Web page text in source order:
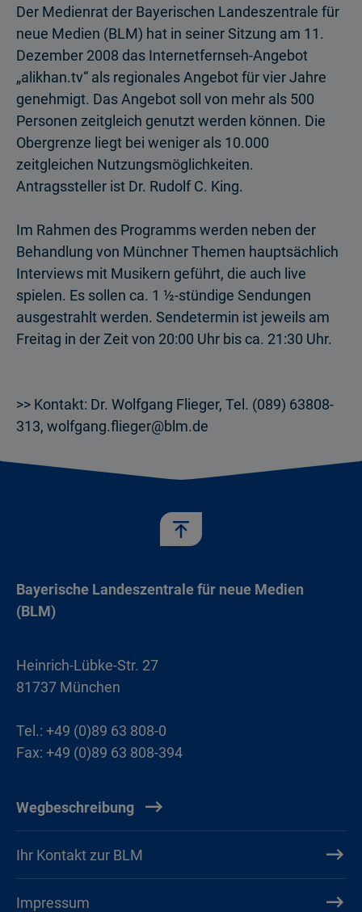
Der Medienrat der Bayerischen Landeszentrale für
neue Medien (BLM) hat in seiner Sitzung am 11.
Dezember 2008 das Internetfernseh-Angebot
„alikhan.tv“ als regionales Angebot für vier Jahre
genehmigt. Das Angebot soll von mehr als 500
Personen zeitgleich genutzt werden können. Die
Obergrenze liegt bei weniger als 10.000
zeitgleichen Nut­zungsmöglichkeiten.
Antragssteller ist Dr. Rudolf C. King.
Im Rahmen des Programms werden neben der
Behandlung von Münchner Themen hauptsächlich
Interviews mit Musikern geführt, die auch live
spielen. Es sollen ca. 1 ½-stündige Sendungen
ausgestrahlt werden. Sendetermin ist jeweils am
Freitag in der Zeit von 20:00 Uhr bis ca. 21:30 Uhr.
>> Kontakt: Dr. Wolfgang Flieger, Tel. (089) 63808-
313, wolfgang.flieger@blm.de
Bayerische Landeszentrale für neue Medien
(BLM)
Heinrich-Lübke-Str. 27
81737 München
Tel.: +49 (0)89 63 808-0
Fax: +49 (0)89 63 808-394
Wegbeschreibung
Ihr Kontakt zur BLM
Impressum